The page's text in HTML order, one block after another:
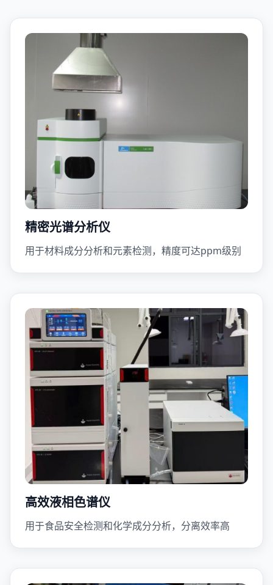
精密光谱分析仪
用于材料成分分析和元素检测，精度可达ppm级别
高效液相色谱仪
用于食品安全检测和化学成分分析，分离效率高